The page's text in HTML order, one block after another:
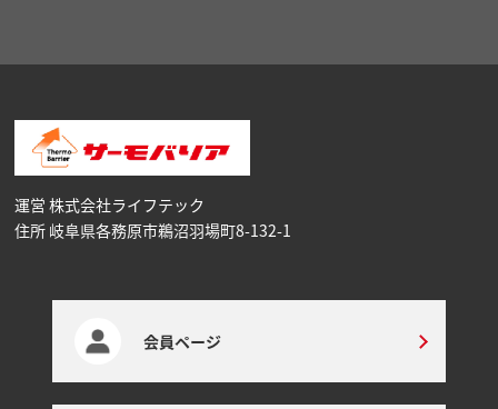
運営 株式会社ライフテック
住所 岐阜県各務原市鵜沼⽻場町8-132-1
会員ページ